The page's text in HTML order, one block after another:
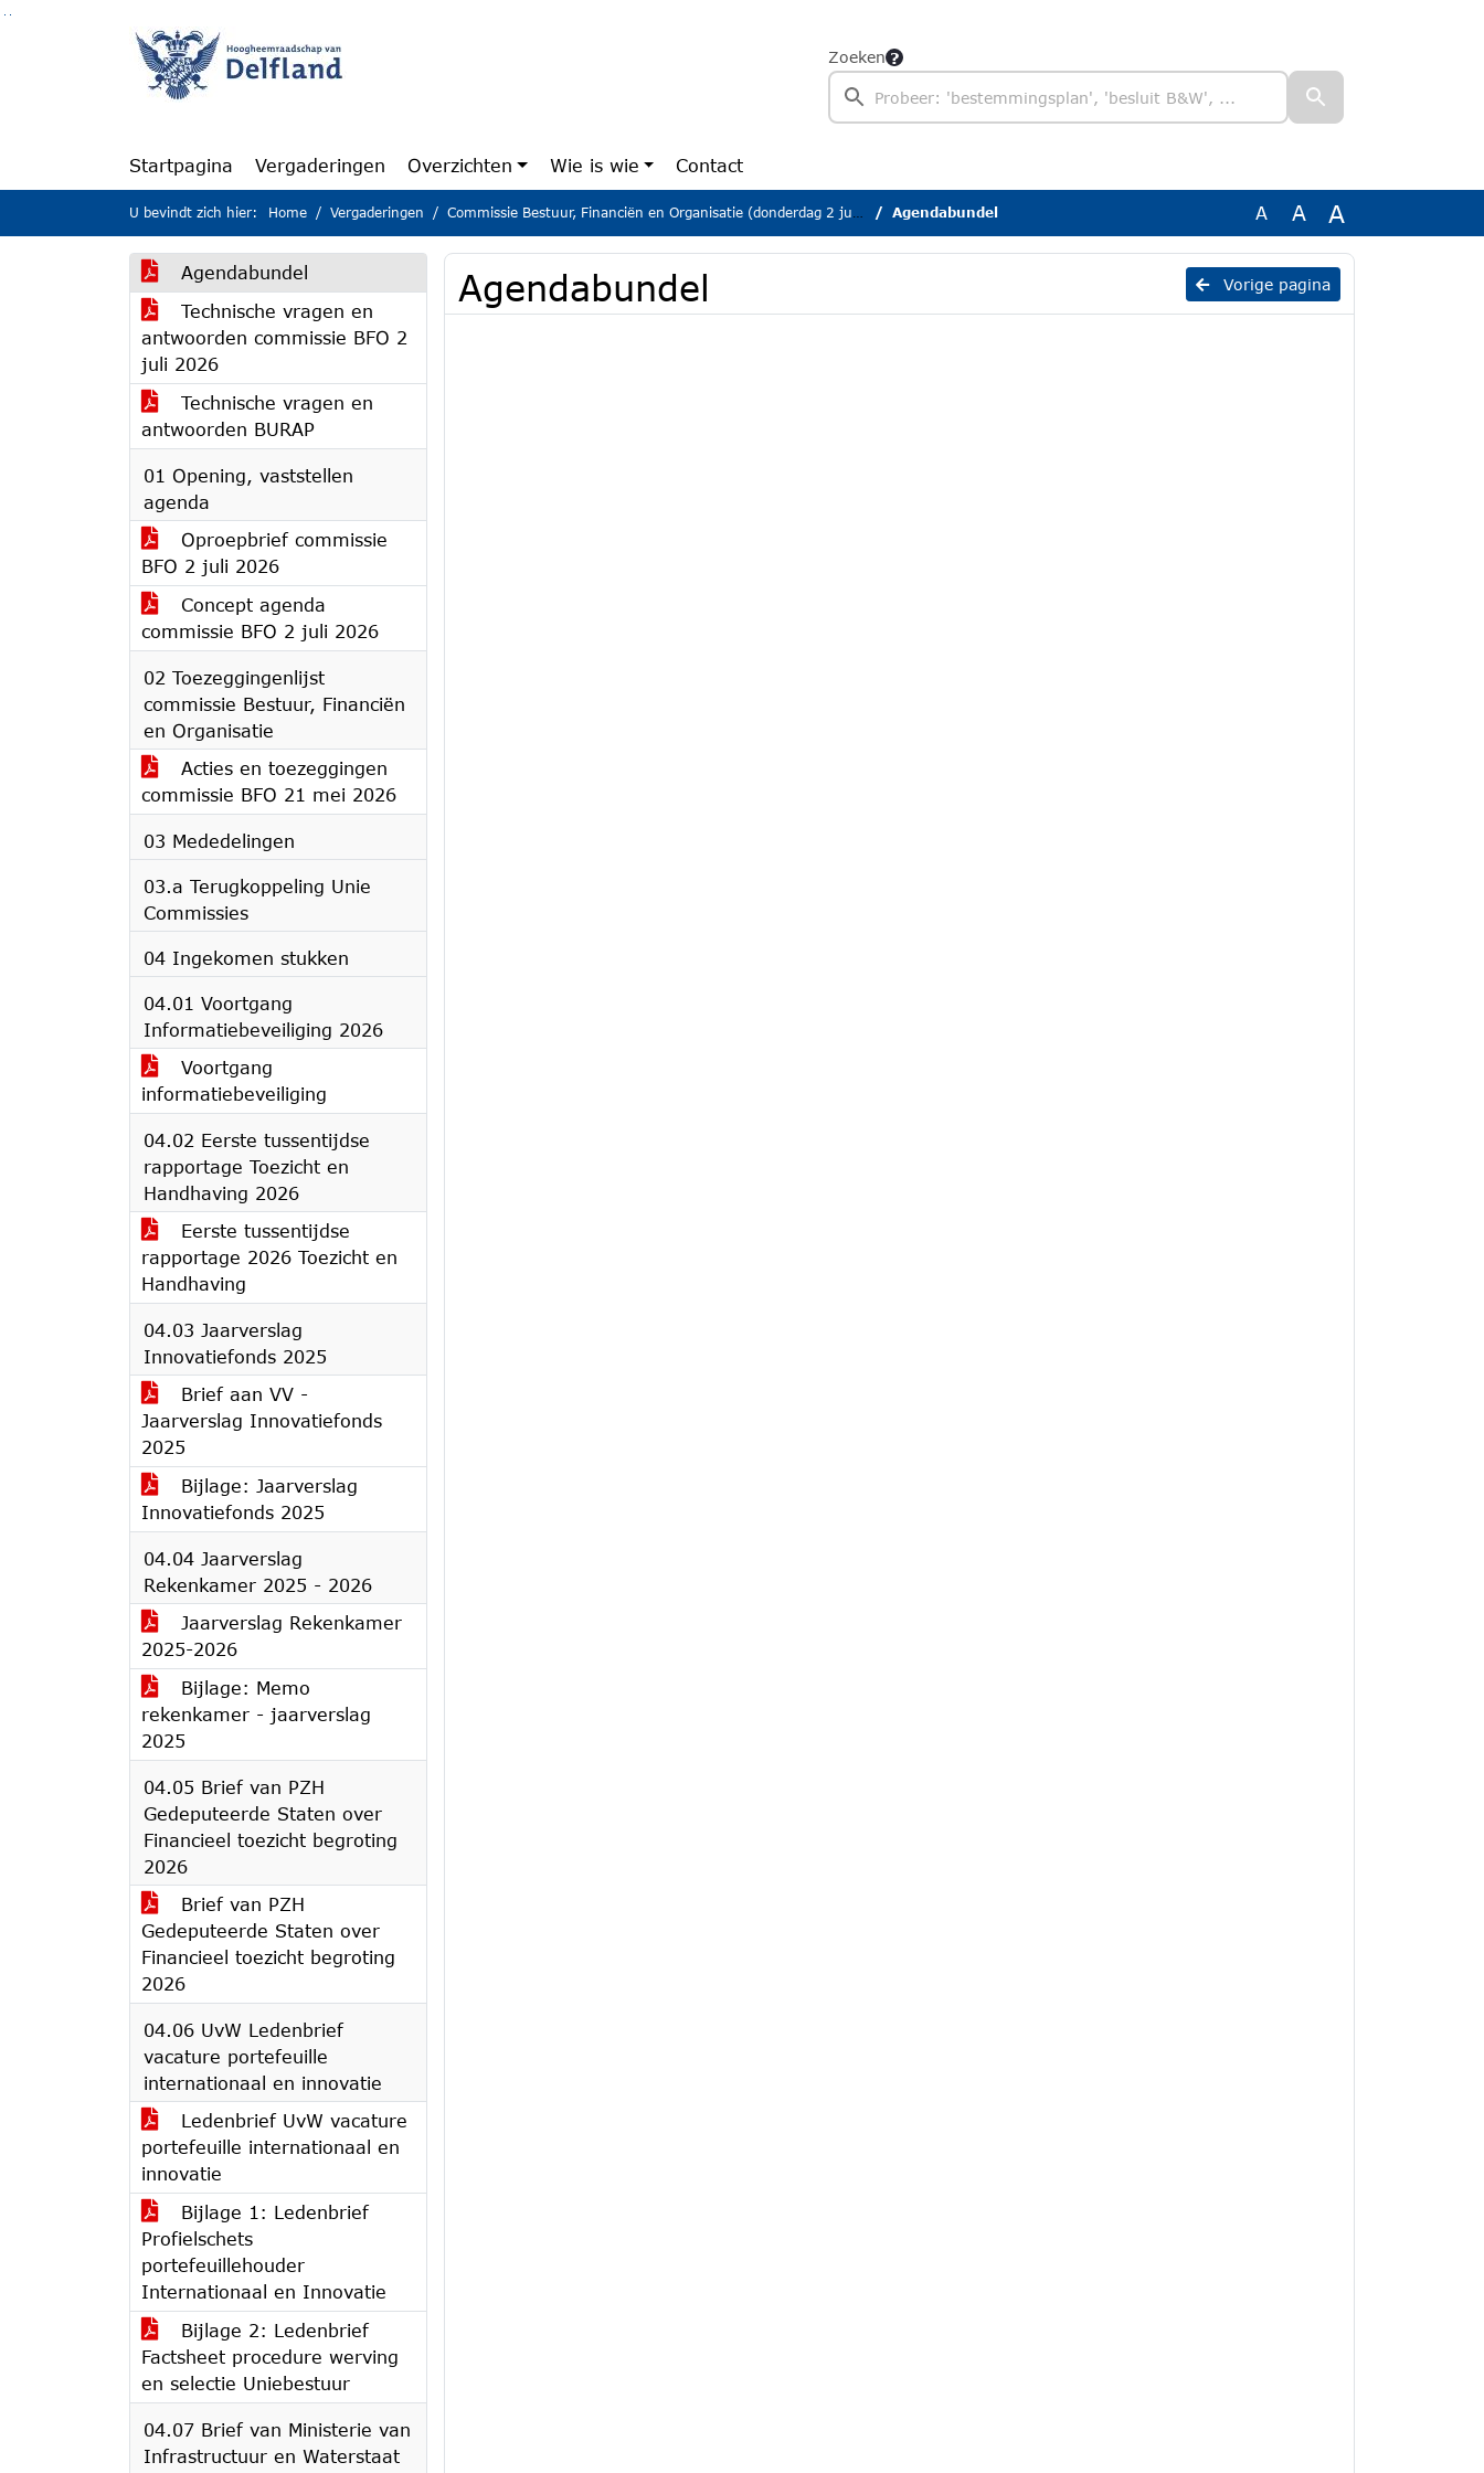
Ga naar de inhoud van deze pagina
Ga naar het zoeken
Ga naar het menu
Zoeken
Startpagina Vergaderingen Overzichten Wie is wie Contact
U bevindt zich hier: Home Vergaderingen Commissie Bestuur, Financiën en Organisatie (donderdag 2 juli 2026) Agendabundel A A A
Agendabundel
Technische vragen en
antwoorden commissie BFO 2
juli 2026
Technische vragen en
antwoorden BURAP
01 Opening, vaststellen
agenda
Oproepbrief commissie
BFO 2 juli 2026
Concept agenda
commissie BFO 2 juli 2026
02 Toezeggingenlijst
commissie Bestuur, Financiën
en Organisatie
Acties en toezeggingen
commissie BFO 21 mei 2026
03 Mededelingen
03.a Terugkoppeling Unie
Commissies
04 Ingekomen stukken
04.01 Voortgang
Informatiebeveiliging 2026
Voortgang
informatiebeveiliging
04.02 Eerste tussentijdse
rapportage Toezicht en
Handhaving 2026
Eerste tussentijdse
rapportage 2026 Toezicht en
Handhaving
04.03 Jaarverslag
Innovatiefonds 2025
Brief aan VV -
Jaarverslag Innovatiefonds
2025
Bijlage: Jaarverslag
Innovatiefonds 2025
04.04 Jaarverslag
Rekenkamer 2025 - 2026
Jaarverslag Rekenkamer
2025-2026
Bijlage: Memo
rekenkamer - jaarverslag
2025
04.05 Brief van PZH
Gedeputeerde Staten over
Financieel toezicht begroting
2026
Brief van PZH
Gedeputeerde Staten over
Financieel toezicht begroting
2026
04.06 UvW Ledenbrief
vacature portefeuille
internationaal en innovatie
Ledenbrief UvW vacature
portefeuille internationaal en
innovatie
Bijlage 1: Ledenbrief
Profielschets
portefeuillehouder
Internationaal en Innovatie
Bijlage 2: Ledenbrief
Factsheet procedure werving
en selectie Uniebestuur
04.07 Brief van Ministerie van
Infrastructuur en Waterstaat
Vorige pagina
Agendabundel